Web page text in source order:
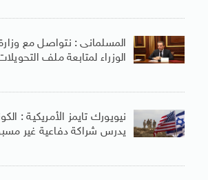
المسلمانى : نتواصل مع
الوزراء لمتابعة ملف
نيويورك تايمز الأمريكية :
يدرس شراكة دفاعية غير